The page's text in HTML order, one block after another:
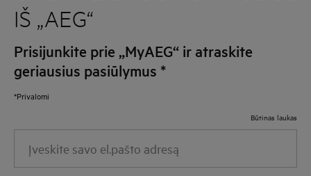
IŠ „AEG“
Prisijunkite prie „MyAEG“ ir atraskite
geriausius pasiūlymus *
*Privalomi
Būtinas laukas
savo